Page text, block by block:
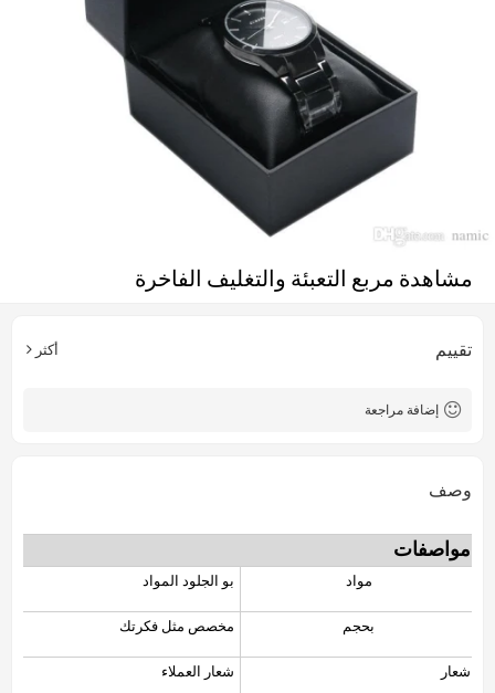
مشاهدة مربع التعبئة والتغليف الفاخرة
تقييم أكثر
إضافة مراجعة
وصف
مواصفات
مواد بو الجلود المواد
بحجم مخصص مثل فكرتك
شعار شعار العملاء